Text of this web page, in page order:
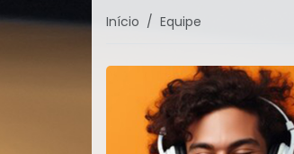
Início Equipe